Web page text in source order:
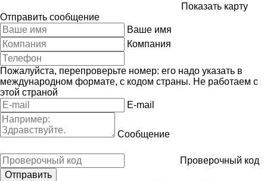
Показать карту
Отправить сообщение
Ваше имя
Компания
Пожалуйста, перепроверьте номер: его надо указать в
международном формате, с кодом страны. Не работаем с
этой страной
E-mail
Сообщение
Проверочный код